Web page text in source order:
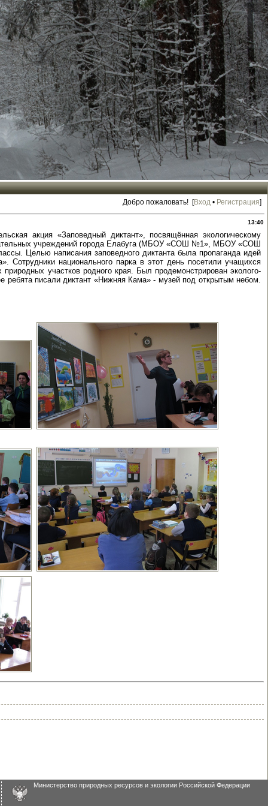
Добро пожаловать! [Вход • Регистрация]
13:40
акция «Заповедный диктант», посвящённая экологическому
учреждений города Елабуга (МБОУ «СОШ №1», МБОУ «СОШ
Целью написания заповедного диктанта была пропаганда идей
Сотрудники национального парка в этот день посетили учащихся
участков родного края. Был продемонстрирован эколого-
писали диктант «Нижняя Кама» - музей под открытым небом.
Министерство природных ресурсов и экологии Российской Федерации